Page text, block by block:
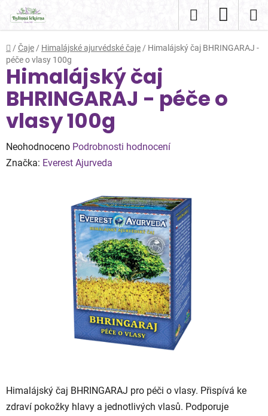
obsah
Hledat
KOŠÍK
Domů
/ Čaje / Himalájské ajurvédské čaje / Himalájský čaj BHRINGARAJ -
péče o vlasy 100g
Himalájský čaj BHRINGARAJ pro péči o vlasy. Přispívá ke
zdraví pokožky hlavy a jednotlivých vlasů. Podporuje
Himalájský čaj
BHRINGARAJ - péče o
vlasy 100g
Průměrné
hodnocení
Neohodnoceno Podrobnosti hodnocení
Značka: Everest Ajurveda